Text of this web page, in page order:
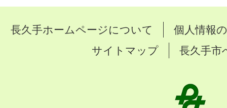
長久手ホームページについて
個人情報
サイトマップ
長久手市